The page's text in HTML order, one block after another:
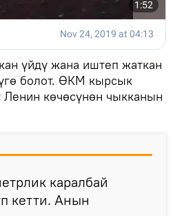
үйдү жана иштеп жаткан
болот. ӨКМ кырсык
Ленин көчөсүнөн чыкканын
каралбай
кетти. Анын